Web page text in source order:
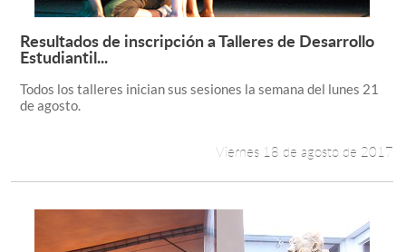
Leer más +
Resultados de inscripción a Talleres de Desarrollo
Estudiantil...
Todos los talleres inician sus sesiones la semana del lunes 21
de agosto.
Viernes 18 de agosto de 2017